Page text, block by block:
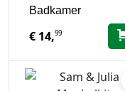
Badkamer
€ 14,99